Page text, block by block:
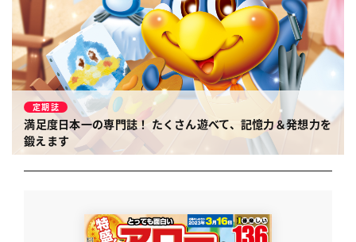
定期誌
満足度日本一の専門誌！ たくさん遊べて、記憶力＆発想力を
鍛えます